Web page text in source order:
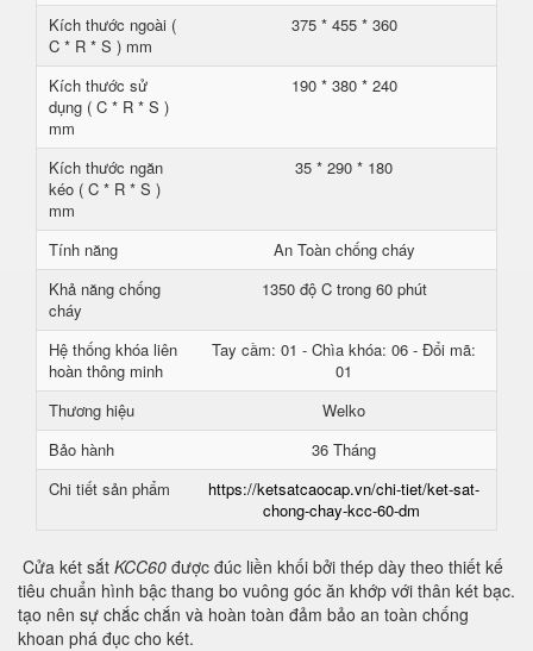
Kích thước ngoài (
C * R * S ) mm
375 * 455 * 360
Kích thước sử
dụng ( C * R * S )
mm
190 * 380 * 240
Kích thước ngăn
kéo ( C * R * S )
mm
35 * 290 * 180
Tính năng
An Toàn chống cháy
Khả năng chống
cháy
1350 độ C trong 60 phút
Hệ thống khóa liên
hoàn thông minh
Tay cầm: 01 - Chìa khóa: 06 - Đổi mã:
01
Thương hiệu
Welko
Bảo hành
36 Tháng
Chi tiết sản phẩm
https://ketsatcaocap.vn/chi-tiet/ket-sat-
chong-chay-kcc-60-dm
Cửa két sắt KCC60 được đúc liền khối bởi thép dày theo thiết kế
tiêu chuẩn hình bậc thang bo vuông góc ăn khớp với thân két bạc.
tạo nên sự chắc chắn và hoàn toàn đảm bảo an toàn chống
khoan phá đục cho két.